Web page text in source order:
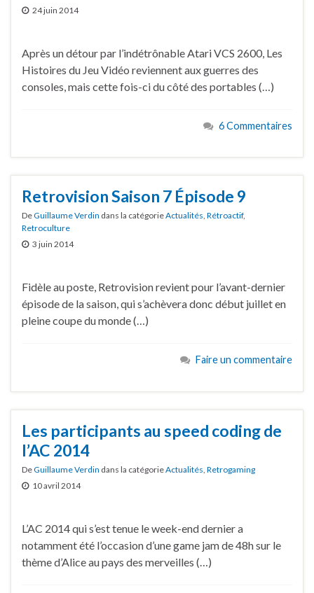
24 juin 2014
Après un détour par l’indétrônable Atari VCS 2600, Les
Histoires du Jeu Vidéo reviennent aux guerres des
consoles, mais cette fois-ci du côté des portables (…)
6 Commentaires
Retrovision Saison 7 Épisode 9
DeGuillaume Verdin dans la catégorieActualités, Rétroactif,
Retroculture
3 juin 2014
Fidèle au poste, Retrovision revient pour l’avant-dernier
épisode de la saison, qui s’achèvera donc début juillet en
pleine coupe du monde (…)
Faire un commentaire
Les participants au speed coding de
l’AC 2014
DeGuillaume Verdin dans la catégorieActualités Retrogaming
10 avril 2014
L’AC 2014 qui s’est tenue le week-end dernier a
notamment été l’occasion d’une game jam de 48h sur le
thème d’Alice au pays des merveilles (…)